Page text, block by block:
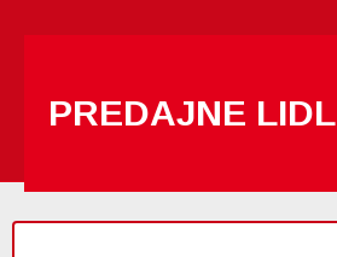
PREDAJNE LIDL